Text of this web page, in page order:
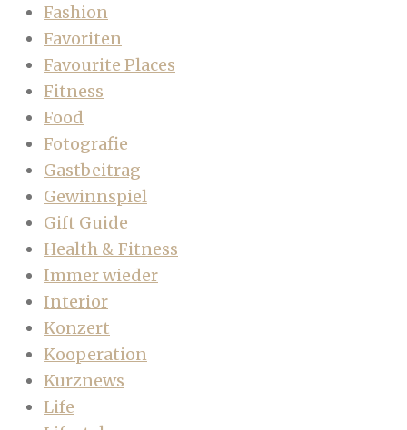
Fashion
Favoriten
Favourite Places
Fitness
Food
Fotografie
Gastbeitrag
Gewinnspiel
Gift Guide
Health & Fitness
Immer wieder
Interior
Konzert
Kooperation
Kurznews
Life